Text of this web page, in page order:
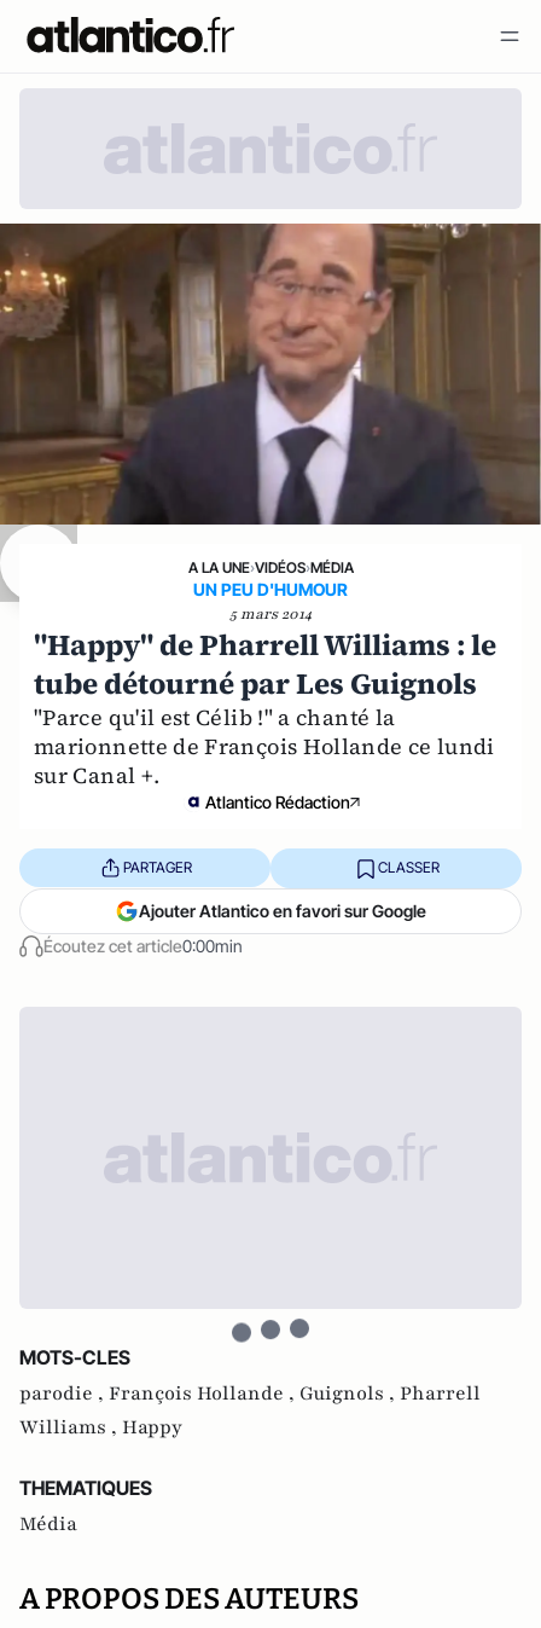
A LA UNE›VIDÉOS›MÉDIA
UN PEU D'HUMOUR
5 mars 2014
"Happy" de Pharrell Williams : le
tube détourné par Les Guignols
"Parce qu'il est Célib !" a chanté la
marionnette de François Hollande ce lundi
sur Canal +.
Atlantico Rédaction
Écoutez cet article0:00min
PARTAGER CLASSER
Ajouter Atlantico en favori sur Google
MOTS-CLES
parodie , François Hollande , Guignols , Pharrell
Williams , Happy
THEMATIQUES
Média
A PROPOS DES AUTEURS